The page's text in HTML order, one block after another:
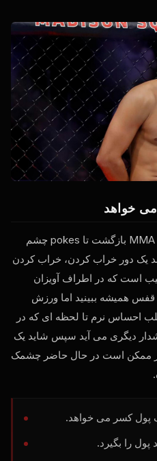
خواهد
یک دلیل وجود دارد این همیشه در MMA بازگشت تا pokes چشم
یک دور خراب کردن، خراب کردن
است که در اطراف آویزان
قفس همیشه ببینید اما ورزش
احساس نرم تا لحظه ای که در
دیگری می آید سپس شاید یک
ممکن است در حال حاضر چشمک
پول کسر می خواهد.
پول را بگیرد.